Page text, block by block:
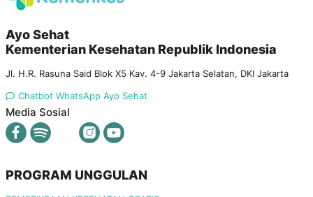
Ayo Sehat
Kementerian Kesehatan Republik Indonesia
Jl. H.R. Rasuna Said Blok X5 Kav. 4-9 Jakarta Selatan, DKI Jakarta
Chatbot WhatsApp Ayo Sehat
Media Sosial
PROGRAM UNGGULAN